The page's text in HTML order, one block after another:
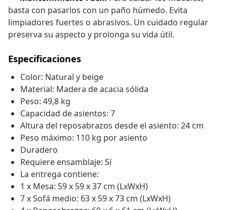
basta con pasarlos con un paño húmedo. Evita
limpiadores fuertes o abrasivos. Un cuidado regular
preserva su aspecto y prolonga su vida útil.
Especificaciones
Color: Natural y beige
Material: Madera de acacia sólida
Peso: 49,8 kg
Capacidad de asientos: 7
Altura del reposabrazos desde el asiento: 24 cm
Peso máximo: 110 kg por asiento
Duradero
Requiere ensamblaje: Sí
La entrega contiene:
1 x Mesa: 59 x 59 x 37 cm (LxWxH)
7 x Sofá medio: 63 x 59 x 73 cm (LxWxH)